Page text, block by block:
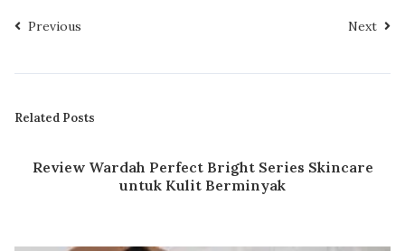
Previous Next
Related Posts
Review Wardah Perfect Bright Series Skincare
untuk Kulit Berminyak